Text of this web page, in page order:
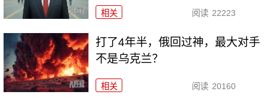
相关 阅读 22223
打了4年半，俄回过神，最大对手
不是乌克兰？
相关 阅读 20160